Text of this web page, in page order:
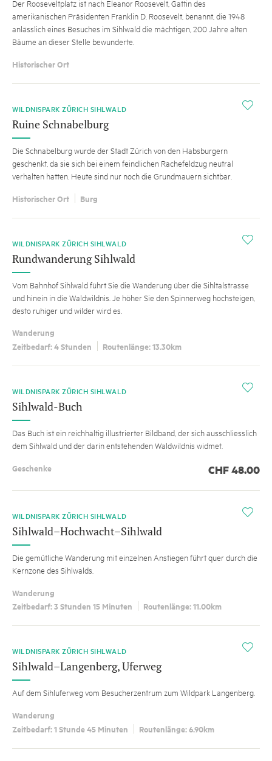
Der Rooseveltplatz ist nach Eleanor Roosevelt, Gattin des
amerikanischen Präsidenten Franklin D. Roosevelt, benannt, die 1948
anlässlich eines Besuches im Sihlwald die mächtigen, 200 Jahre alten
Bäume an dieser Stelle bewunderte.
Historischer Ort
i
WILDNISPARK ZÜRICH SIHLWALD
Ruine Schnabelburg
Die Schnabelburg wurde der Stadt Zürich von den Habsburgern
geschenkt, da sie sich bei einem feindlichen Rachefeldzug neutral
verhalten hatten. Heute sind nur noch die Grundmauern sichtbar.
Historischer Ort Burg
i
WILDNISPARK ZÜRICH SIHLWALD
Rundwanderung Sihlwald
Vom Bahnhof Sihlwald führt Sie die Wanderung über die Sihltalstrasse
und hinein in die Waldwildnis. Je höher Sie den Spinnerweg hochsteigen,
desto ruhiger und wilder wird es.
Wanderung
Zeitbedarf: 4 Stunden
Routenlänge: 13.30km
i
WILDNISPARK ZÜRICH SIHLWALD
Sihlwald-Buch
Das Buch ist ein reichhaltig illustrierter Bildband, der sich ausschliesslich
dem Sihlwald und der darin entstehenden Waldwildnis widmet.
CHF48.00
Geschenke
i
WILDNISPARK ZÜRICH SIHLWALD
Sihlwald–Hochwacht–Sihlwald
Die gemütliche Wanderung mit einzelnen Anstiegen führt quer durch die
Kernzone des Sihlwalds.
Wanderung
Zeitbedarf: 3 Stunden 15 Minuten
Routenlänge: 11.00km
i
WILDNISPARK ZÜRICH SIHLWALD
Sihlwald–Langenberg, Uferweg
Auf dem Sihluferweg vom Besucherzentrum zum Wildpark Langenberg.
Wanderung
Zeitbedarf: 1 Stunde 45 Minuten
Routenlänge: 6.90km